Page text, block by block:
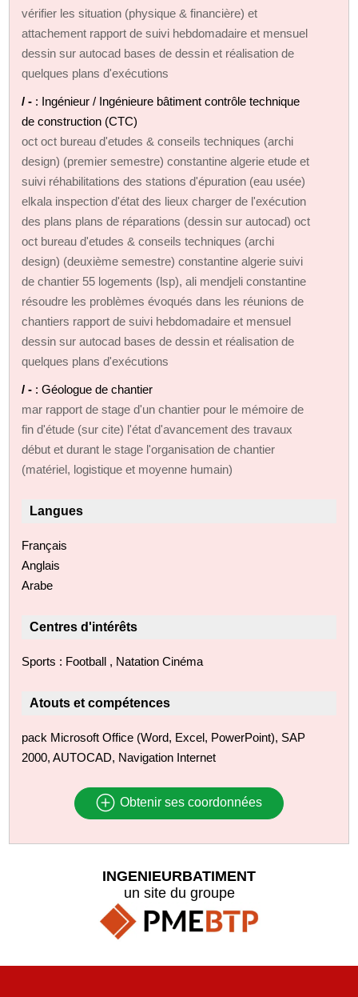
vérifier les situation (physique & financière) et
attachement rapport de suivi hebdomadaire et mensuel
dessin sur autocad bases de dessin et réalisation de
quelques plans d'exécutions
/ - : Ingénieur / Ingénieure bâtiment contrôle technique
de construction (CTC)
oct oct bureau d'etudes & conseils techniques (archi
design) (premier semestre) constantine algerie etude et
suivi réhabilitations des stations d'épuration (eau usée)
elkala inspection d'état des lieux charger de l'exécution
des plans plans de réparations (dessin sur autocad) oct
oct bureau d'etudes & conseils techniques (archi
design) (deuxième semestre) constantine algerie suivi
de chantier 55 logements (lsp), ali mendjeli constantine
résoudre les problèmes évoqués dans les réunions de
chantiers rapport de suivi hebdomadaire et mensuel
dessin sur autocad bases de dessin et réalisation de
quelques plans d'exécutions
/ - : Géologue de chantier
mar rapport de stage d'un chantier pour le mémoire de
fin d'étude (sur cite) l'état d'avancement des travaux
début et durant le stage l'organisation de chantier
(matériel, logistique et moyenne humain)
Langues
Français
Anglais
Arabe
Centres d'intérêts
Sports : Football , Natation Cinéma
Atouts et compétences
pack Microsoft Office (Word, Excel, PowerPoint), SAP
2000, AUTOCAD, Navigation Internet
Obtenir ses coordonnées
INGENIEURBATIMENT
un site du groupe